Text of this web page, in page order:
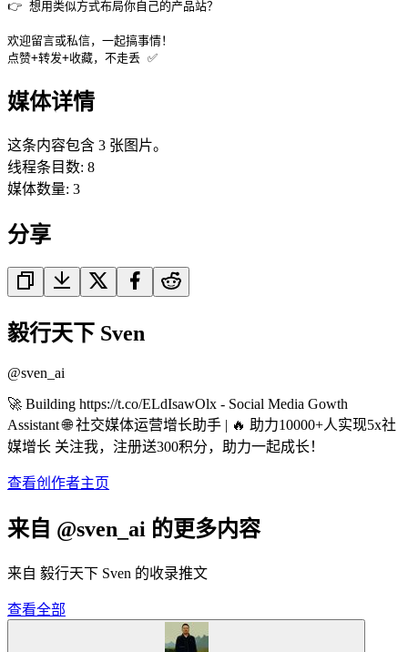
👉 想用类似方式布局你自己的产品站？
欢迎留言或私信，一起搞事情！
点赞+转发+收藏，不走丢 ✅
媒体详情
这条内容包含 3 张图片。
线程条目数: 8
媒体数量: 3
分享
毅行天下 Sven
@sven_ai
🚀 Building https://t.co/ELdIsawOlx - Social Media Gowth
Assistant 🌐 社交媒体运营增长助手 | 🔥 助力10000+人实现5x社
媒增长 关注我，注册送300积分，助力一起成长！
查看创作者主页
来自 @sven_ai 的更多内容
来自 毅行天下 Sven 的收录推文
查看全部